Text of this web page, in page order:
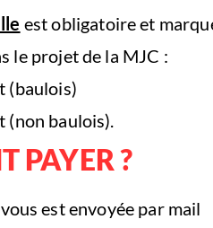
est obligatoire et
le projet de la MJC :
(baulois)
baulois).
PAYER ?
est envoyée par mail